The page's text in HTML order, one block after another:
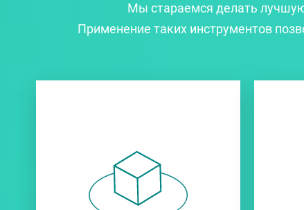
Мы стараемся делать
Применение таких инструментов